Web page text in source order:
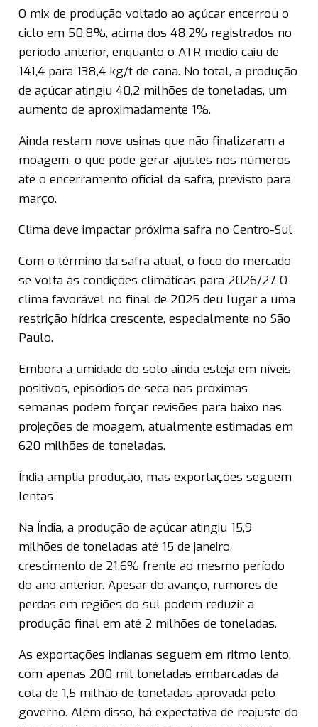
O mix de produção voltado ao açúcar encerrou o
ciclo em 50,8%, acima dos 48,2% registrados no
período anterior, enquanto o ATR médio caiu de
141,4 para 138,4 kg/t de cana. No total, a produção
de açúcar atingiu 40,2 milhões de toneladas, um
aumento de aproximadamente 1%.
Ainda restam nove usinas que não finalizaram a
moagem, o que pode gerar ajustes nos números
até o encerramento oficial da safra, previsto para
março.
Clima deve impactar próxima safra no Centro-Sul
Com o término da safra atual, o foco do mercado
se volta às condições climáticas para 2026/27. O
clima favorável no final de 2025 deu lugar a uma
restrição hídrica crescente, especialmente no São
Paulo.
Embora a umidade do solo ainda esteja em níveis
positivos, episódios de seca nas próximas
semanas podem forçar revisões para baixo nas
projeções de moagem, atualmente estimadas em
620 milhões de toneladas.
Índia amplia produção, mas exportações seguem
lentas
Na Índia, a produção de açúcar atingiu 15,9
milhões de toneladas até 15 de janeiro,
crescimento de 21,6% frente ao mesmo período
do ano anterior. Apesar do avanço, rumores de
perdas em regiões do sul podem reduzir a
produção final em até 2 milhões de toneladas.
As exportações indianas seguem em ritmo lento,
com apenas 200 mil toneladas embarcadas da
cota de 1,5 milhão de toneladas aprovada pelo
governo. Além disso, há expectativa de reajuste do